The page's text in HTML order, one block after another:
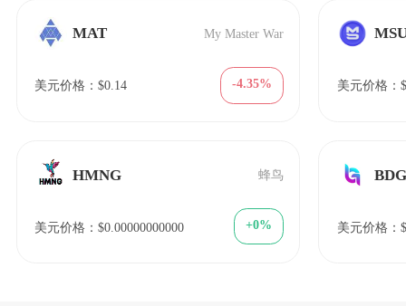
MAT My Master War
美元价格：$0.14 -4.35%
HMNG 蜂鸟
美元价格：$0.00000000000 +0%
美元价格：
美元价格：